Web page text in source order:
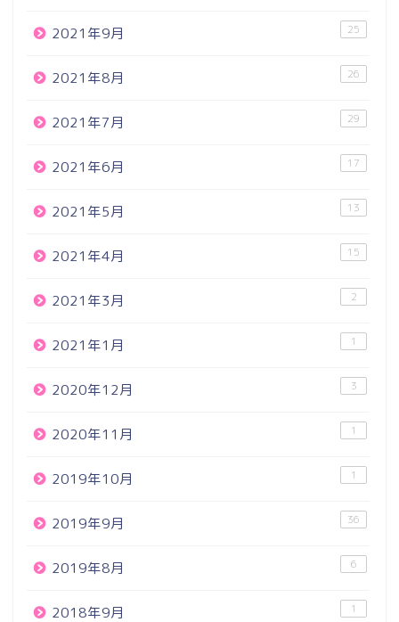
2021年9月 25
2021年8月 26
2021年7月 29
2021年6月 17
2021年5月 13
2021年4月 15
2021年3月 2
2021年1月 1
2020年12月 3
2020年11月 1
2019年10月 1
2019年9月 36
2019年8月 6
2018年9月 1